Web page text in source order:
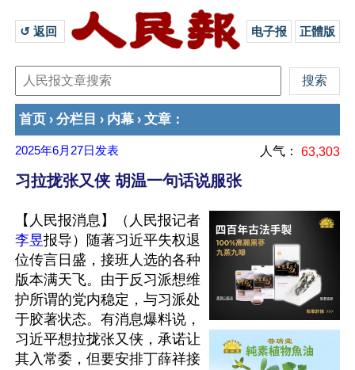
↺ 返回 电子报 正體版
首页 › 分栏目 › 内幕 › 文章 ：
2025年6月27日 发表 人气： 63,303
习拉拢张又侠 胡温一句话说服张
【人民报消息】（人民报记者
李昱报导）随著习近平失权退
位传言日盛，接班人选的各种
版本满天飞。由于反习派想维
护所谓的党内稳定，与习派处
于胶著状态。有消息爆料说，
习近平想拉拢张又侠，承诺让
其入常委，但要安排丁薛祥接